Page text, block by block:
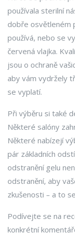
používala sterilní
dobře osvětleném
používá, nebo se
červená vlajka.
jsou o ochraně
aby vám vydržely
se vyplatí.
Při výběru si také
Některé salóny
Některé nabízejí
pár základních
odstranění gelu
odstranění, aby
zkušenosti – a to
Podívejte se na
konkrétní